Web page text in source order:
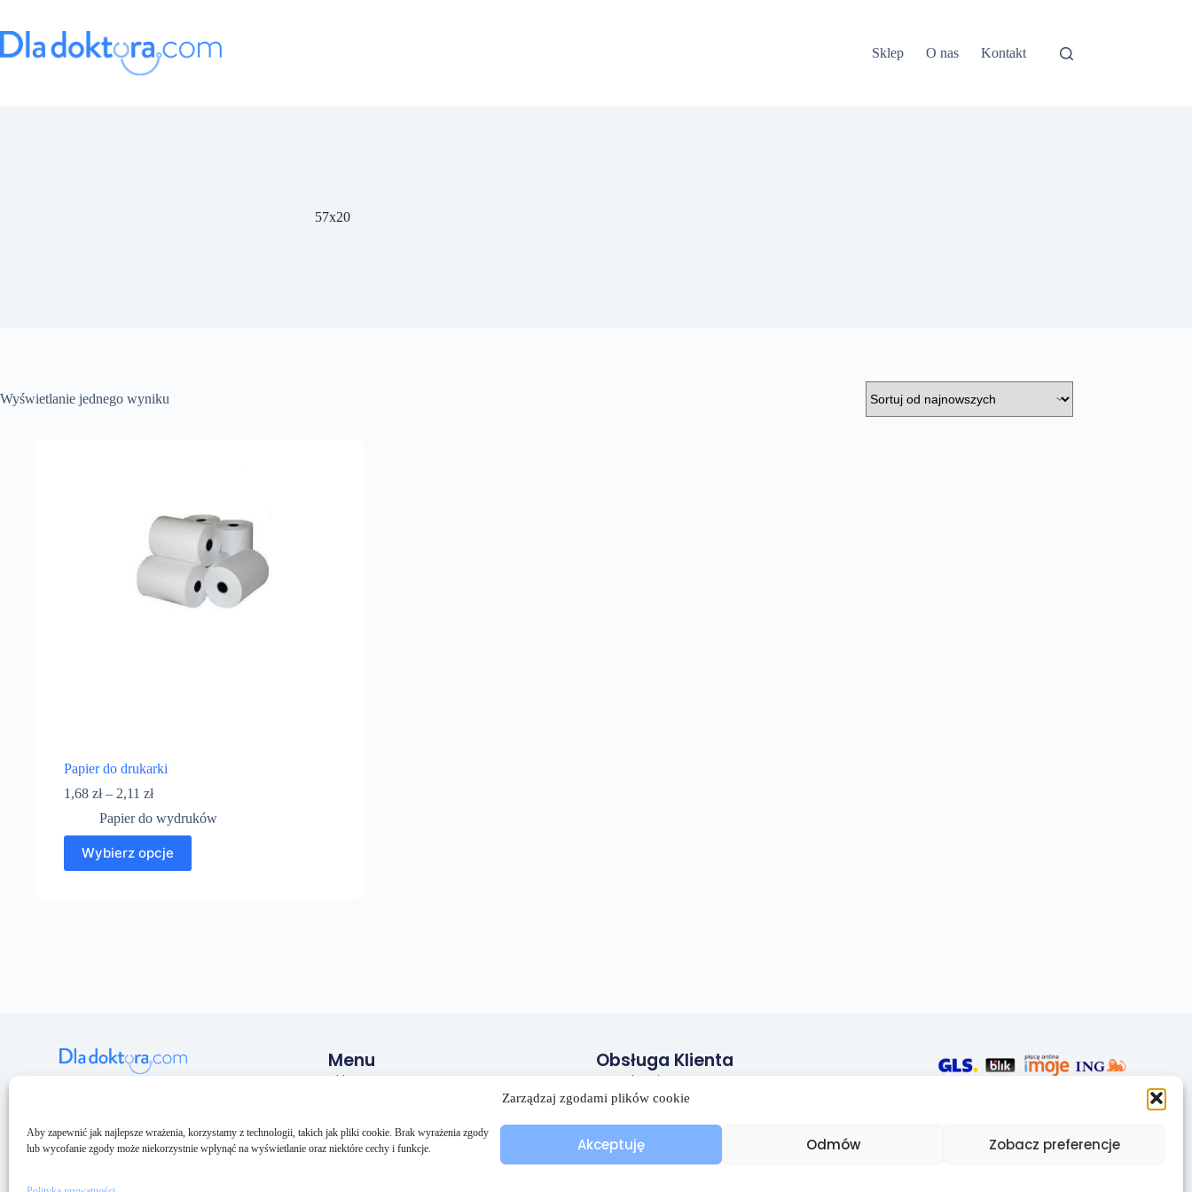
Zarządzaj zgodami plików cookie
Aby zapewnić jak najlepsze wrażenia, korzystamy z technologii, takich jak pliki cookie. Brak wyrażenia zgody
lub wycofanie zgody może niekorzystnie wpłynąć na wyświetlanie oraz niektóre cechy i funkcje.
Akceptuję Odmów Zobacz preferencje
Sklep O nas Kontakt
57x20
Wyświetlanie jednego wyniku
Papier do drukarki
1,68 zł – 2,11 zł
Papier do wydruków
Wybierz opcje
KRS: 0000688094
BDO: 000159073
Menu
Sklep
Kontakt
Obsługa Klienta
Regulamin
Polityka prywatności
Polityka plików cookies (EU)